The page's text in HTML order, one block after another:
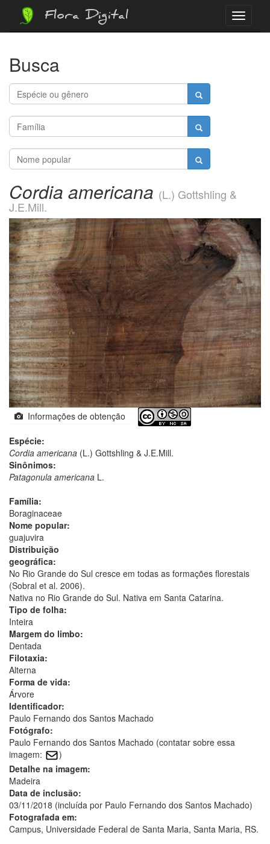
Menu
Flora Digital
Busca
Cordia americana (L.) Gottshling &
J.E.Mill.
Informações de obtenção
Espécie:
Cordia americana (L.) Gottshling & J.E.Mill.
Sinônimos:
Patagonula americana L.
Família:
Boraginaceae
Nome popular:
guajuvira
Distribuição
geográfica:
No Rio Grande do Sul cresce em todas as formações florestais
(Sobral et al. 2006).
Nativa no Rio Grande do Sul. Nativa em Santa Catarina.
Tipo de folha:
Inteira
Margem do limbo:
Dentada
Filotaxia:
Alterna
Forma de vida:
Árvore
Identificador:
Paulo Fernando dos Santos Machado
Fotógrafo:
Paulo Fernando dos Santos Machado (contatar sobre essa
imagem:
)
Detalhe na imagem:
Madeira
Data de inclusão:
03/11/2018 (incluída por Paulo Fernando dos Santos Machado)
Fotografada em:
Campus, Universidade Federal de Santa Maria, Santa Maria, RS.